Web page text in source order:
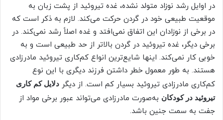
در اوایل رشد نوزاد متولد نشده، غده تیروئید از پشت زبان به
موقعیت طبیعی خود در گردن حرکت می‌کند. لازم به ذکر است که
در برخی از نوزادان این اتفاق نمی‌افتد و غده اصلاً رشد نمی‌کند. در
برخی دیگر، غده تیروئید در گردن بالاتر از حد طبیعی است و به
خوبی کار نمی‌کند. اینها شایع‌ترین انواع کم‌کاری تیروئید مادرزادی
هستند. به طور معمول خطر داشتن فرزند دیگری با این نوع
کم‌کاری مادرزادی تیروئید بسیار کم است. از دیگر دلایل کم کاری
تیروئید در کودکان به‌صورت مادرزادی می‌تواند عبور برخی مواد از
جفت به سمت جنین باشد.